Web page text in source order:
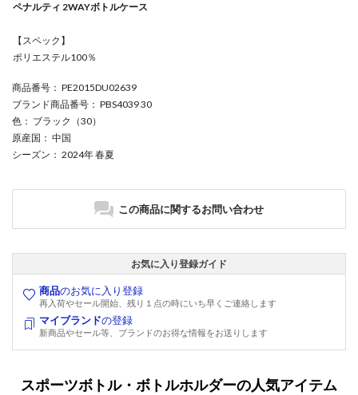
ペナルティ 2WAYボトルケース
【スペック】
ポリエステル100％
商品番号 ： PE2015DU02639
ブランド商品番号 ： PBS4039 30
色 ： ブラック（30）
原産国 ： 中国
シーズン ： 2024年 春夏
この商品に関するお問い合わせ
お気に入り登録ガイド
商品のお気に入り登録
再入荷やセール開始、残り１点の時にいち早くご連絡します
マイブランドの登録
新商品やセール等、ブランドのお得な情報をお送りします
スポーツボトル・ボトルホルダーの人気アイテム